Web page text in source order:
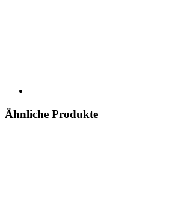
Ähnliche Produkte